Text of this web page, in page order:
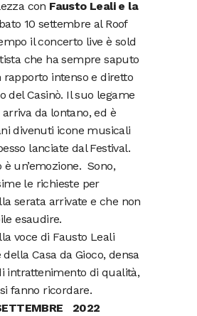
con Fausto Leali e la
10 settembre al Roof
il concerto live è sold
che ha sempre saputo
intenso e diretto
del Casinò. Il suo legame
da lontano, ed è
divenuti icone musicali
lanciate dal Festival.
un’emozione. Sono,
le richieste per
serata arrivate e che non
esaudire.
voce di Fausto Leali
della Casa da Gioco, densa
intrattenimento di qualità,
fanno ricordare.
2022